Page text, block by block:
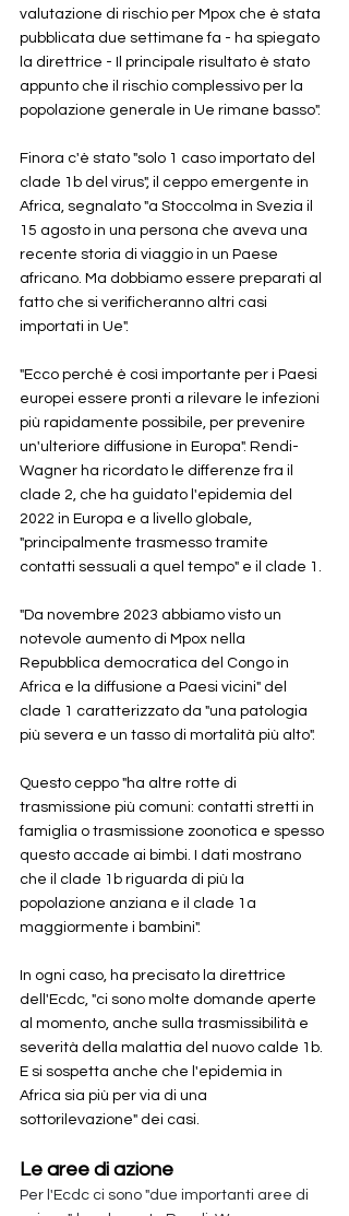
valutazione di rischio per Mpox che è stata
pubblicata due settimane fa - ha spiegato
la direttrice - Il principale risultato è stato
appunto che il rischio complessivo per la
popolazione generale in Ue rimane basso".
Finora c'è stato "solo 1 caso importato del
clade 1b del virus", il ceppo emergente in
Africa, segnalato "a Stoccolma in Svezia il
15 agosto in una persona che aveva una
recente storia di viaggio in un Paese
africano. Ma dobbiamo essere preparati al
fatto che si verificheranno altri casi
importati in Ue".
"Ecco perché è così importante per i Paesi
europei essere pronti a rilevare le infezioni
più rapidamente possibile, per prevenire
un'ulteriore diffusione in Europa". Rendi-
Wagner ha ricordato le differenze fra il
clade 2, che ha guidato l'epidemia del
2022 in Europa e a livello globale,
"principalmente trasmesso tramite
contatti sessuali a quel tempo" e il clade 1.
"Da novembre 2023 abbiamo visto un
notevole aumento di Mpox nella
Repubblica democratica del Congo in
Africa e la diffusione a Paesi vicini" del
clade 1 caratterizzato da "una patologia
più severa e un tasso di mortalità più alto".
Questo ceppo "ha altre rotte di
trasmissione più comuni: contatti stretti in
famiglia o trasmissione zoonotica e spesso
questo accade ai bimbi. I dati mostrano
che il clade 1b riguarda di più la
popolazione anziana e il clade 1a
maggiormente i bambini".
In ogni caso, ha precisato la direttrice
dell'Ecdc, "ci sono molte domande aperte
al momento, anche sulla trasmissibilità e
severità della malattia del nuovo calde 1b.
E si sospetta anche che l'epidemia in
Africa sia più per via di una
sottorilevazione" dei casi.
Le aree di azione
Per l'Ecdc ci sono "due importanti aree di